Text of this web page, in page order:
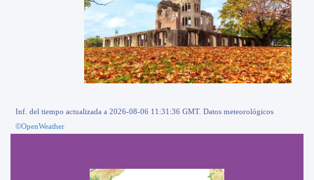
Inf. del tiempo actualizada a 2026-08-06 11:31:36 GMT. Datos meteorológicos
©OpenWeather